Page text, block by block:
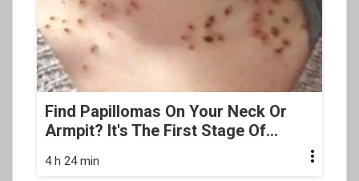
Find Papillomas On Your Neck Or
Armpit? It's The First Stage Of...
4 h 24 min